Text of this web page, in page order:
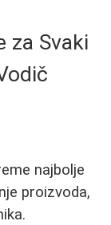
za Svaki
najbolje
proizvoda,